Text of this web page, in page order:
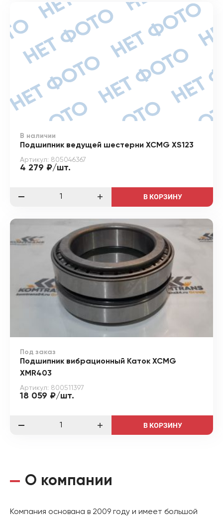
В наличии
Подшипник ведущей шестерни XCMG XS123
Артикул: 805046367
4 279 ₽/шт.
В КОРЗИНУ
Под заказ
Подшипник вибрационный Каток XCMG
XMR403
Артикул: 800511397
18 059 ₽/шт.
В КОРЗИНУ
О компании
Компания основана в 2009 году и имеет большой